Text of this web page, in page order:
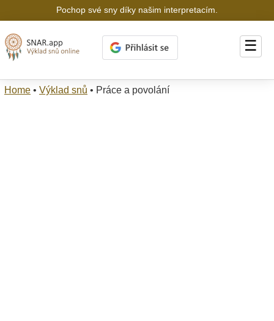
Pochop své sny díky našim interpretacím.
☰
Home • Výklad snů • Práce a povolání